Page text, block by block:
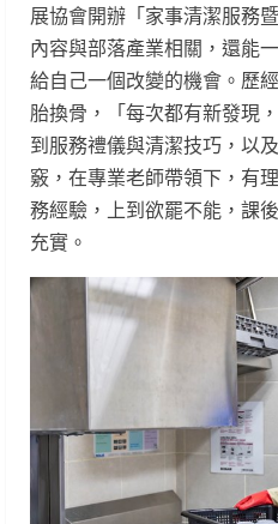
展協會開辦「家事清潔服務
內容與部落產業相關，還能
給自己一個改變的機會。歷
胎換骨，「每次都有新發現
到服務禮儀與清潔技巧，以
竅，在專業老師帶領下，有
務經驗，上到欲罷不能，課
充實。